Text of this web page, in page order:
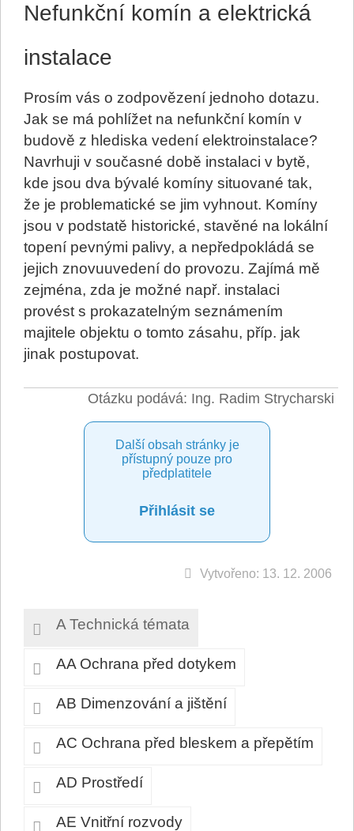
Nefunkční komín a elektrická
instalace
Prosím vás o zodpovězení jednoho dotazu.
Jak se má pohlížet na nefunkční komín v
budově z hlediska vedení elektroinstalace?
Navrhuji v současné době instalaci v bytě,
kde jsou dva bývalé komíny situované tak,
že je problematické se jim vyhnout. Komíny
jsou v podstatě historické, stavěné na lokální
topení pevnými palivy, a nepředpokládá se
jejich znovuuvedení do provozu. Zajímá mě
zejména, zda je možné např. instalaci
provést s prokazatelným seznámením
majitele objektu o tomto zásahu, příp. jak
jinak postupovat.
Otázku podává: Ing. Radim Strycharski
Další obsah stránky je
přístupný pouze pro
předplatitele
Přihlásit se
Vytvořeno: 13. 12. 2006
A Technická témata
AA Ochrana před dotykem
AB Dimenzování a jištění
AC Ochrana před bleskem a přepětím
AD Prostředí
AE Vnitřní rozvody